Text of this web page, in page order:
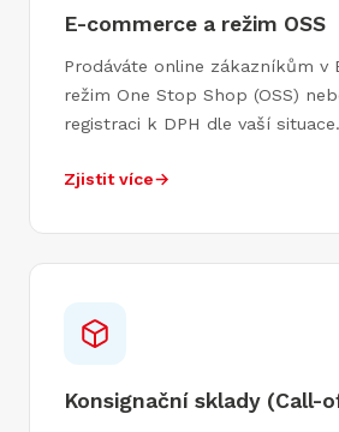
E-commerce a režim OSS
Prodáváte online zákazníkům v
režim One Stop Shop (OSS)
registraci k DPH dle vaší situace.
Zjistit více→
Konsignační sklady (Call-